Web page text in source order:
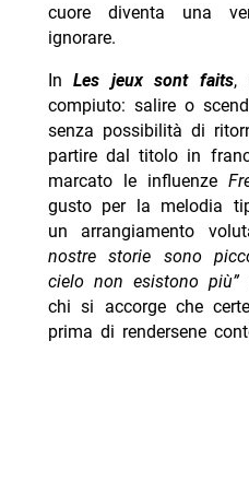
cuore diventa una
ignorare.
InLes jeux sont faits,
compiuto: salire o
senza possibilità di
partire dal titolo in
marcato le influenze
gusto per la melodia
un arrangiamento
nostre storie sono
cielo non esistono più”
chi si accorge che
prima di rendersene